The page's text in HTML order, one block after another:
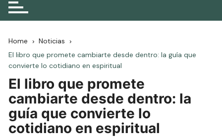
Home
Noticias
El libro que promete cambiarte desde dentro: la guía que
convierte lo cotidiano en espiritual
El libro que promete
cambiarte desde dentro: la
guía que convierte lo
cotidiano en espiritual